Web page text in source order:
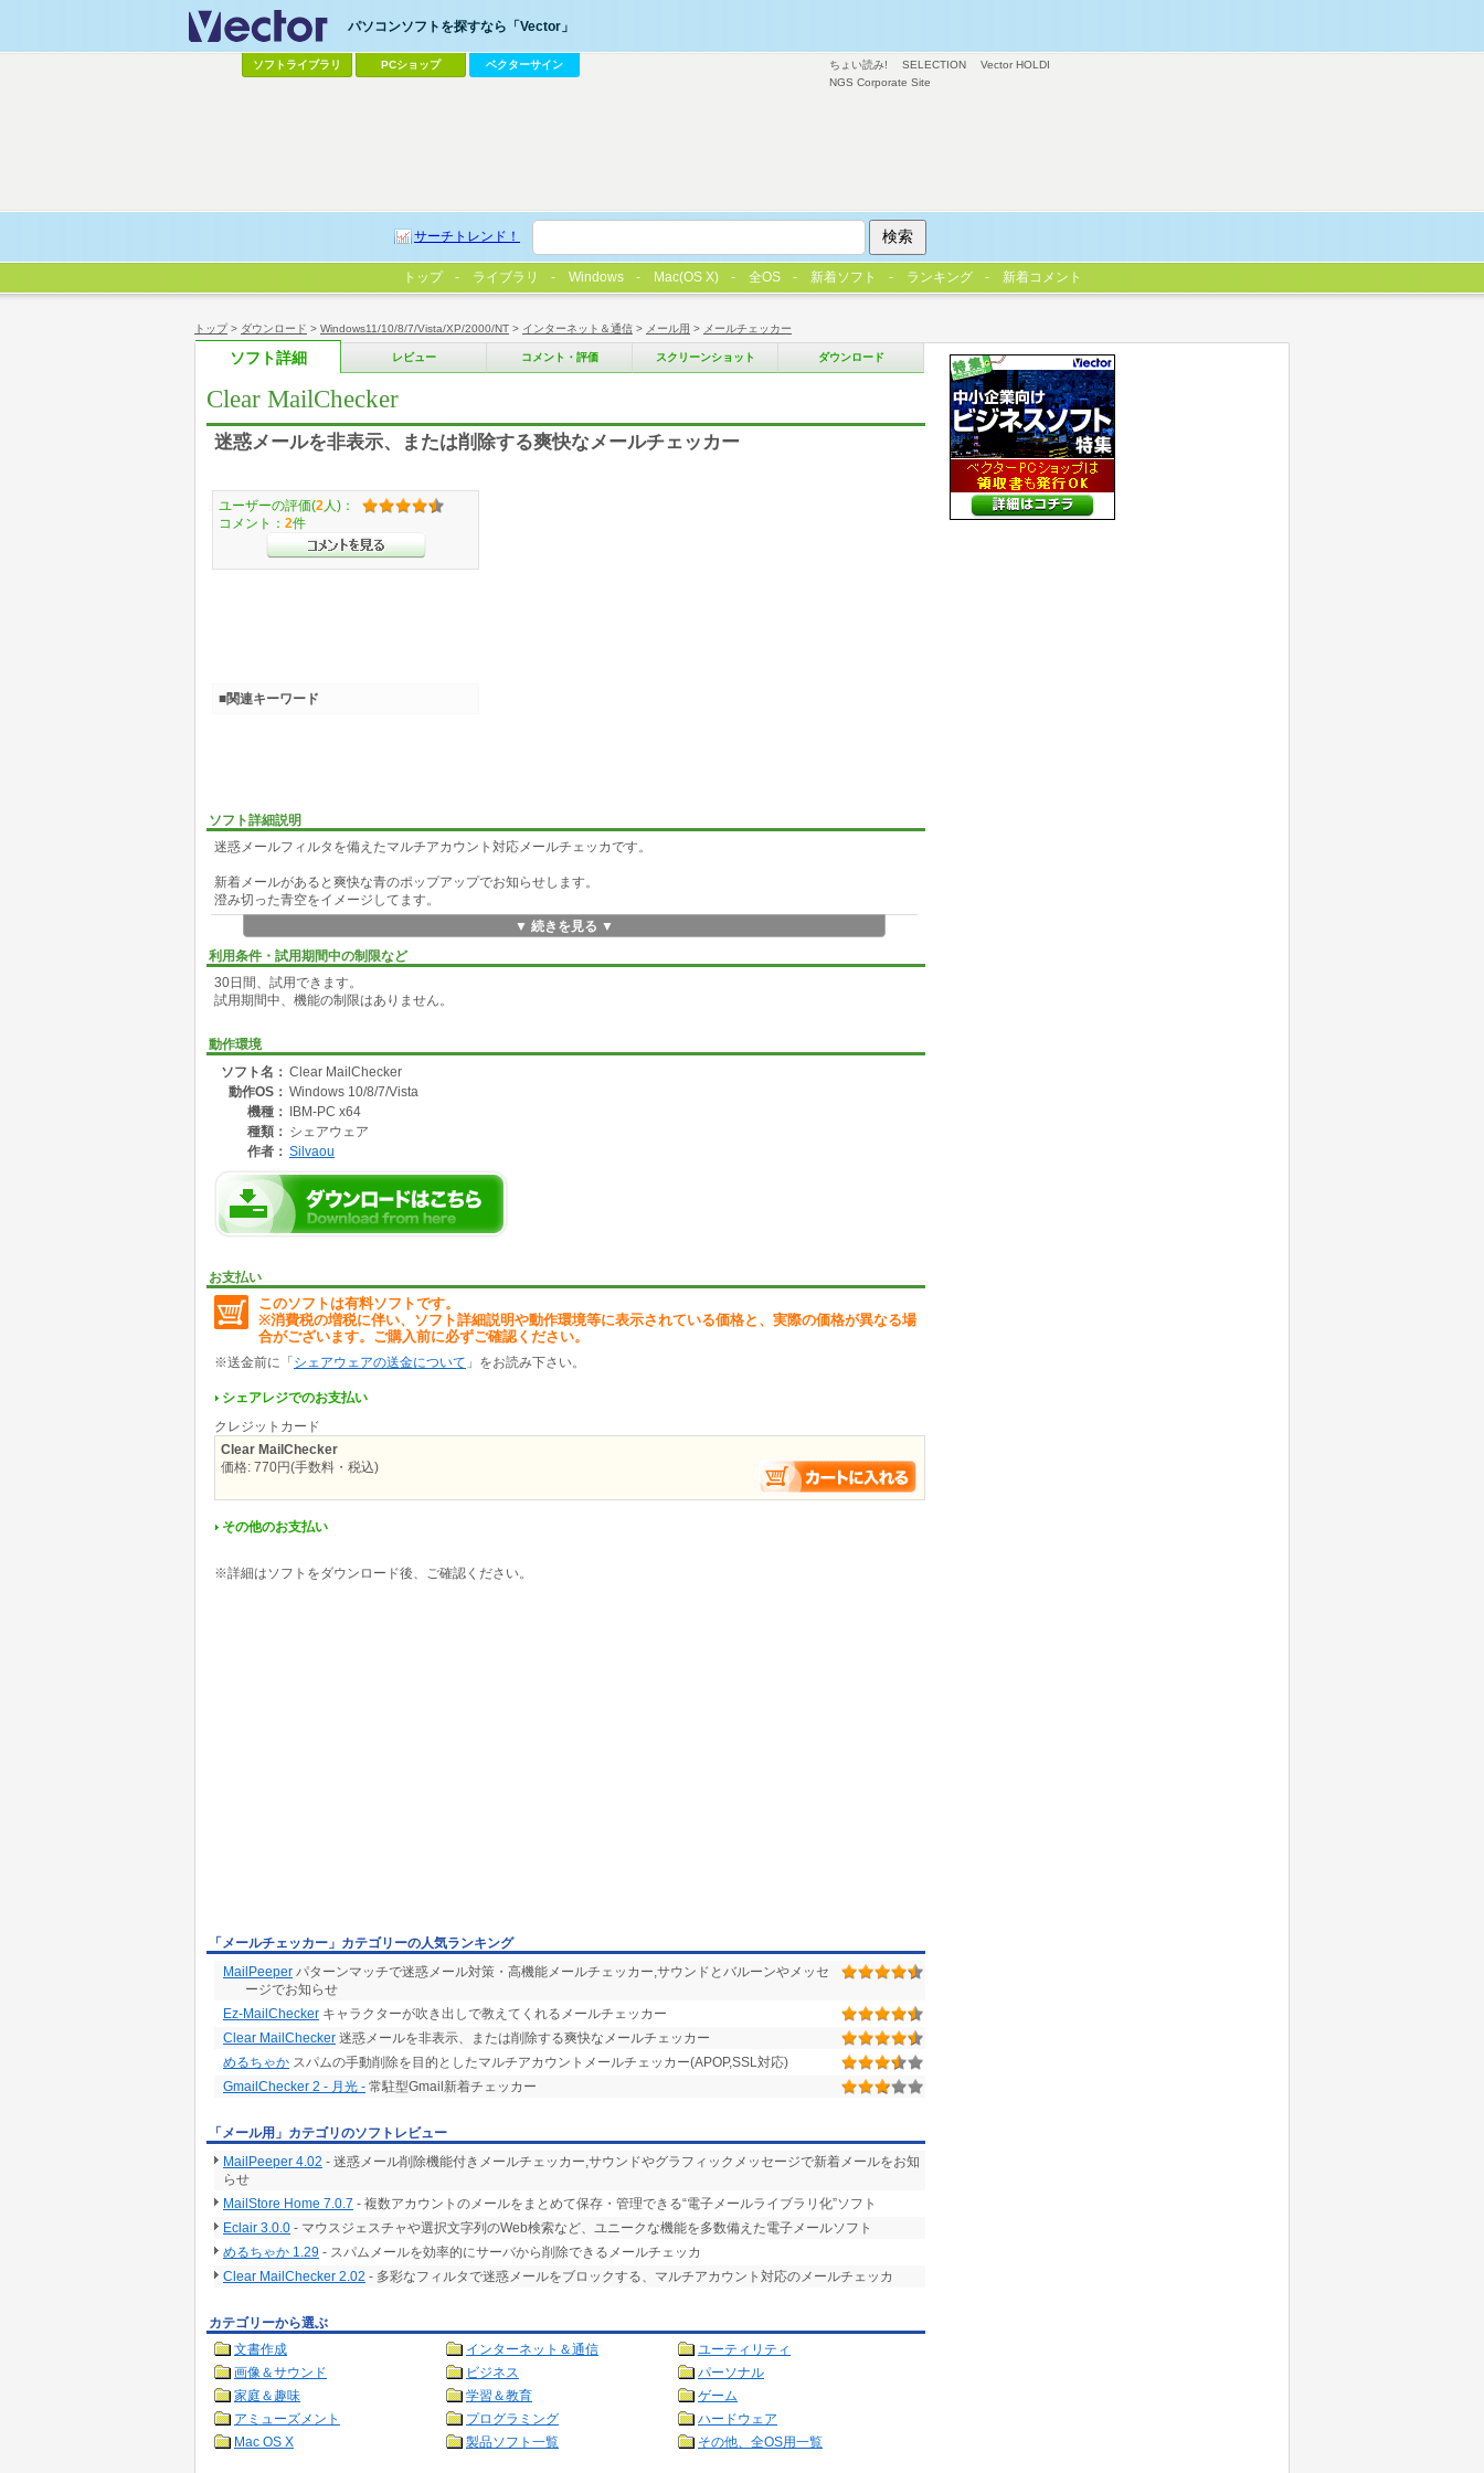
トップ> ダウンロード > Windows11/10/8/7/Vista/XP/2000/NT > インターネット＆通信 > メール用 > メールチェッカー
ソフト詳細 レビュー コメント・評価 スクリーンショット ダウンロード
Clear MailChecker
迷惑メールを非表示、または削除する爽快なメールチェッカー
ソフト詳細説明
迷惑メールフィルタを備えたマルチアカウント対応メールチェッカです。
新着メールがあると爽快な青のポップアップでお知らせします。
澄み切った青空をイメージしてます。
最大5つのアカウントのメールチェックが行えます。
(POP,APOP,IMAP接続対応 SSL接続対応）
アカウント毎にポップアップの色、着信音を替えることができます。
迷惑メールフィルタを搭載しています。
(※誤検出した場合は、後からeml形式で元に戻せます。)
フィルタの種類は、現在、
件名、本文に禁止(NG)ワードが含まれているメール
件名が2バイト文字のメール(英語メールに効果大)
迷惑メールによく使われる単語を含むメール(単語学習機能あり)
指定されたエンコードで書かれているメール
発信元IPが指定した国(範囲)からのメール
サーバー名が偽造されているメール
を遮断します。
指定したメールアドレスを通過させる 差出人セーフリスト
件名、本文に指定文字がある場合、通過させる ホワイトワード機能があります。
・受信メール一覧機能
簡易メールビューワとして使えます。
削除済み迷惑メールの確認や、サーバーのメールを選択削除(一括削除)することができます。
メール受信用クラスにToki氏のVB.NET C#.NET 用のメール送受信クラスライブラリを使用させていただいてます。
迷惑メール-単語学習機能について
迷惑メールの単語学習機能は、オープンソース形態素解析エンジン、和布蕪(MeCab)の機能を利用しています。
この機能をお使いになるには、あらかじめ和布蕪(MeCab)をインストールしておく必要があります。
詳しくはHelpをご覧ください。
▼ 続きを見る ▼
利用条件・試用期間中の制限など
30日間、試用できます。
試用期間中、機能の制限はありません。
動作環境
ソフト名： Clear MailChecker
動作OS： Windows 10/8/7/Vista
機種：
IBM-PC x64
種類： シェアウェア
作者： Silvaou
お支払い
このソフトは有料ソフトです。
※消費税の増税に伴い、ソフト詳細説明や動作環境等に表示されている価格と、実際の価格が異なる場
合がございます。ご購入前に必ずご確認ください。
※送金前に「 シェアウェアの送金について 」をお読み下さい。
シェアレジでのお支払い
クレジットカード
Clear MailChecker
価格: 770円(手数料・税込)
その他のお支払い
※詳細はソフトをダウンロード後、ご確認ください。
ユーザーの評価(2 人)：
コメント： 2件
■関連キーワード
「メールチェッカー」カテゴリーの人気ランキング
MailPeeper パターンマッチで迷惑メール対策・高機能メールチェッカー,サウンドとバルーンやメッセ
ージでお知らせ
Ez-MailChecker キャラクターが吹き出しで教えてくれるメールチェッカー
Clear MailChecker 迷惑メールを非表示、または削除する爽快なメールチェッカー
めるちゃか スパムの手動削除を目的としたマルチアカウントメールチェッカー(APOP,SSL対応)
GmailChecker 2 - 月光 - 常駐型Gmail新着チェッカー
「メール用」カテゴリのソフトレビュー
MailPeeper 4.02 - 迷惑メール削除機能付きメールチェッカー,サウンドやグラフィックメッセージで新着メールをお知
らせ
MailStore Home 7.0.7 - 複数アカウントのメールをまとめて保存・管理できる“電子メールライブラリ化”ソフト
Eclair 3.0.0 - マウスジェスチャや選択文字列のWeb検索など、ユニークな機能を多数備えた電子メールソフト
めるちゃか 1.29 - スパムメールを効率的にサーバから削除できるメールチェッカ
Clear MailChecker 2.02 - 多彩なフィルタで迷惑メールをブロックする、マルチアカウント対応のメールチェッカ
カテゴリーから選ぶ
文書作成
インターネット＆通信
ユーティリティ
画像＆サウンド
ビジネス
パーソナル
家庭＆趣味
学習＆教育
ゲーム
アミューズメント
プログラミング
ハードウェア
Mac OS X
製品ソフト一覧 その他、全OS用一覧
ちょい読み! SELECTION
Vector HOLDI
NGS Corporate Site
パソコンソフトを探すなら「Vector」
ソフトライブラリ PCショップ ベクターサイン
サーチトレンド！
トップ ライブラリ Windows Mac(OS X) 全OS 新着ソフト ランキング 新着コメント